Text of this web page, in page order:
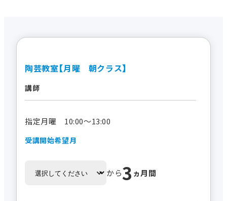
陶芸教室【月曜 朝クラス】
講師
指定月曜 10:00～13:00
受講開始希望月
から3 ヵ月間